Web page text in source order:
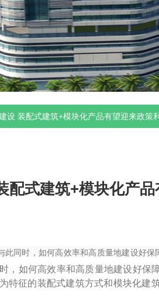
配式建筑+模块化产
同时，如何高效率和高质量地建设好保
，如何高效率和高质量地建设好保
征的装配式建筑方式和模块化建
设 装配式建筑+模块化产品有望迎来政策